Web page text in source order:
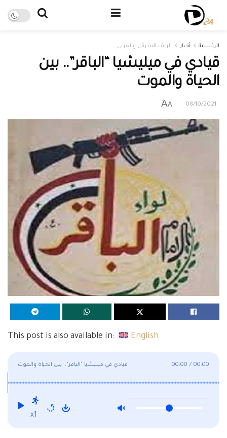
الرئيسية أخبار الريف الشرقي والغربي
قيادي في ميليشيا “الباقر”.. بين
الحياة والموت
08/10/2021
A
A
This post is also available in: English
قيادي في ميليشيا "الباقر".. بين الحياة والموت 00:00 / 00:00
x1